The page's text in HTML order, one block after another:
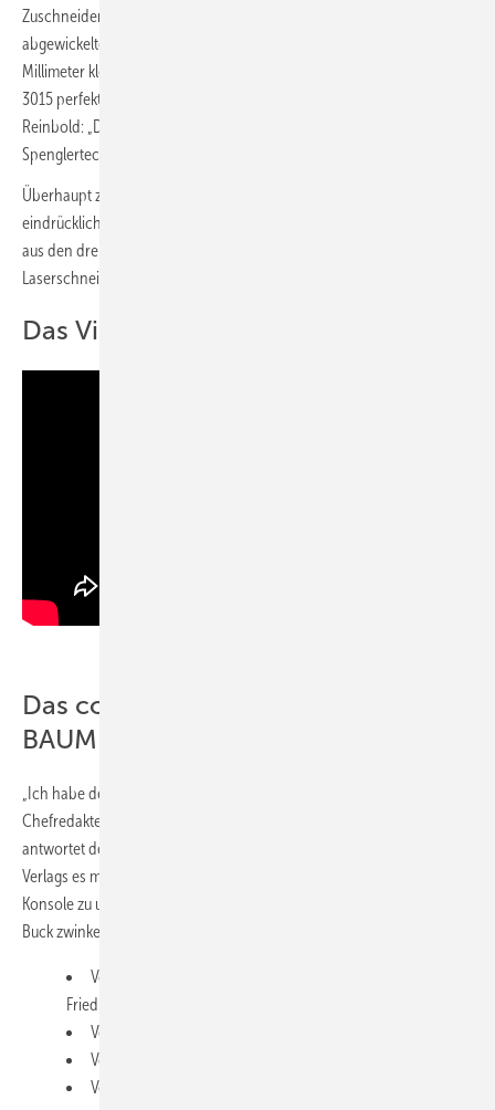
Zuschneiden der Triebwerk-Karosserie beziehungsweise der
abgewickelten Rumpf-Bauteile. „Sogar die zahlreichen nur wenige
Millimeter kleinen Fenster werden auf der Laserstrahlmaschine SPL
3015 perfekt ausgeschnitten“, freut sich Workshop-Trainer Friedrich
Reinbold: „Das war bis vor Kurzem undenkbar und zeigt, wie innovativ
Spenglertechnik heute ist.“
Überhaupt zeigt das einzigartige Gemeinschaftsprojekt sehr
eindrücklich was Spengler draufhaben, denn: Es verknüpft das Beste
aus den drei Arbeitswelten Weichlöten, Ornamenten-Herstellung und
Laserschneiden.
Das Video
Das coolste Projekt in 20 Jahren
BAUMETALL
„Ich habe den besten Arbeitgeber der Welt“, schwärmt BAUMETALL-
Chefredakteur Andreas Buck. Auf die Frage nach dem Warum,
antwortet der Baumetaller: „Weil die Geschäftsleitung des Gentner
Verlags es möglich macht, Dienstreisen per Raumschiff und per Beam-
Konsole zu unternehmen.“
Buck zwinkert, zückt sein Handy und zeigt Beweisfotos:
Vom Titanzink-Raumschiff und von Chefkonstrukteur
Friedrich „Scotty“ Reinbold
Von Frank Preuss und dem 3D Druck-Rohling
Von den Kaufmann-Ornamenten-Spenglern
Von den Laser-Spezialisten der Gebrüder Spiegel AG…